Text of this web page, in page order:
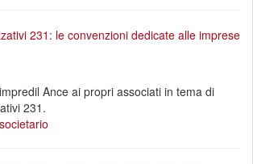
231: le convenzioni dedicate alle imprese
Ance ai propri associati in tema di
231.